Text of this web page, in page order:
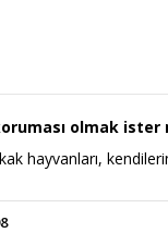
olmak ister
hayvanları,